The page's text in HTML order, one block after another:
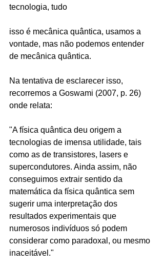
tecnologia, tudo
isso é mecânica quântica, usamos a
vontade, mas não podemos entender
de mecânica quântica.
Na tentativa de esclarecer isso,
recorremos a Goswami (2007, p. 26)
onde relata:
"A física quântica deu origem a
tecnologias de imensa utilidade, tais
como as de transistores, lasers e
supercondutores. Ainda assim, não
conseguimos extrair sentido da
matemática da física quântica sem
sugerir uma interpretação dos
resultados experimentais que
numerosos indivíduos só podem
considerar como paradoxal, ou mesmo
inaceitável."